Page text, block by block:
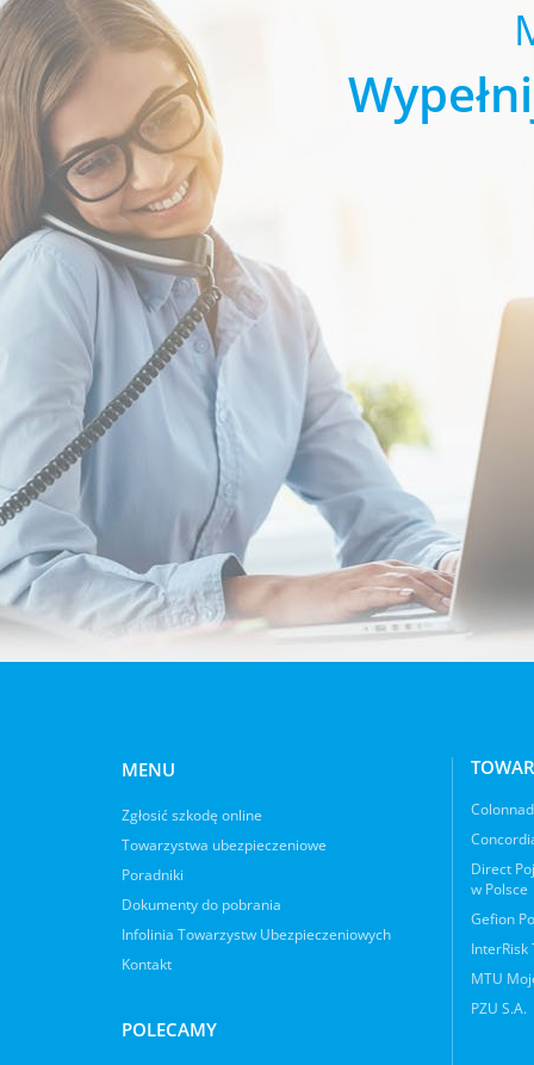
MENU
Zgłosić szkodę online
Towarzystwa ubezpieczeniowe
Poradniki
Dokumenty do pobrania
Infolinia Towarzystw Ubezpieczeniowych
Kontakt
POLECAMY
Direct
w Polsce
Gefion
InterRisk
MTU
PZU S.A.